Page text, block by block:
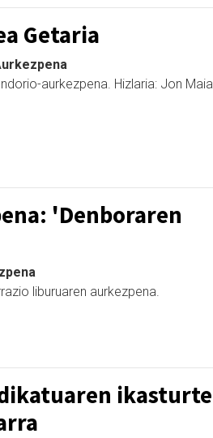
Getaria
aurkezpena. Hizlaria: Jon Maia.
'Denboraren
liburuaren aurkezpena.
ikasturte